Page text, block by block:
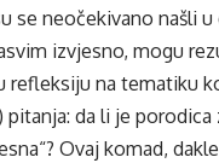
se neočekivano našli
izvjesno, mogu
refleksiju na tematiku
da li je porodica
Ovaj komad,